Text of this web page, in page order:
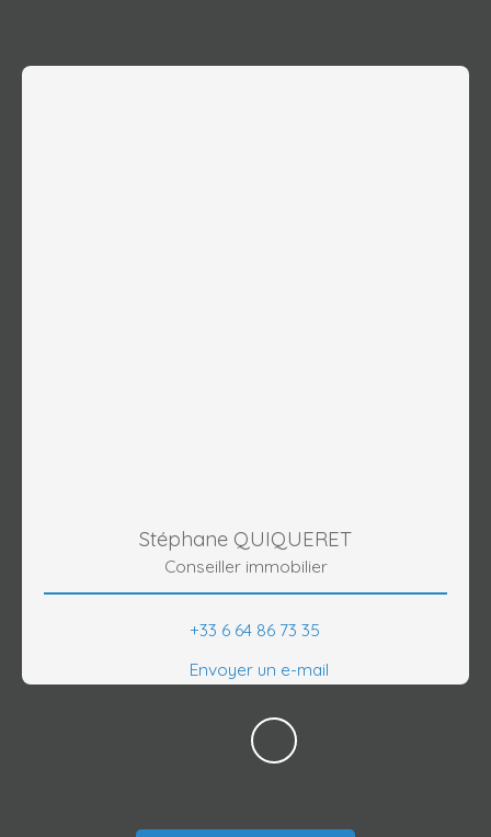
Stéphane QUIQUERET
Conseiller immobilier
+33 6 64 86 73 35
Envoyer un e-mail